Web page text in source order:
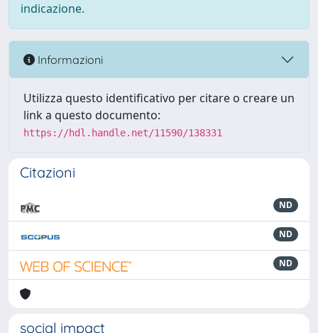
indicazione.
Informazioni
Utilizza questo identificativo per citare o creare un
link a questo documento:
https://hdl.handle.net/11590/138331
Citazioni
ND
ND
ND
social impact